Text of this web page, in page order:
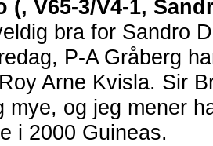
(, V65-3/V4-1,
bra for Sandro
P-A Gråberg
Arne Kvisla. Sir
mye, og jeg mener
i 2000 Guineas.